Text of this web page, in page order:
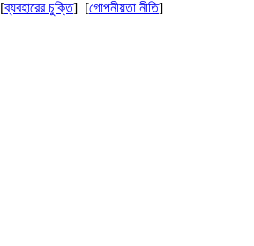
[ব্যবহারের চুক্তি] [গোপনীয়তা নীতি]